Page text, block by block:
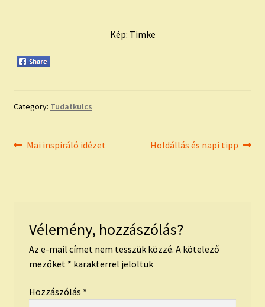
Kép: Timke
Category: Tudatkulcs
Bejegyzés
Previous
Mai inspiráló idézet
Next
Holdállás és napi tipp
Vélemény, hozzászólás?
Az e-mail címet nem tesszük közzé. A kötelező
mezőket * karakterrel jelöltük
Hozzászólás *